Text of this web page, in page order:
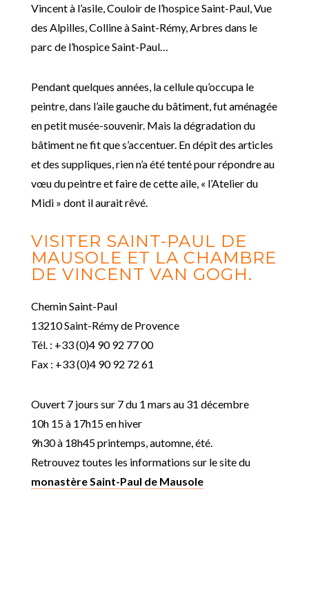
Vincent à l’asile, Couloir de l’hospice Saint-Paul, Vue
des Alpilles, Colline à Saint-Rémy, Arbres dans le
parc de l’hospice Saint-Paul…
Pendant quelques années, la cellule qu’occupa le
peintre, dans l’aile gauche du bâtiment, fut aménagée
en petit musée-souvenir. Mais la dégradation du
bâtiment ne fit que s’accentuer. En dépit des articles
et des suppliques, rien n’a été tenté pour répondre au
vœu du peintre et faire de cette aile, « l’Atelier du
Midi » dont il aurait rêvé.
VISITER SAINT-PAUL DE
MAUSOLE ET LA CHAMBRE
DE VINCENT VAN GOGH.
Chemin Saint-Paul
13210 Saint-Rémy de Provence
Tél. : +33 (0)4 90 92 77 00
Fax : +33 (0)4 90 92 72 61
Ouvert 7 jours sur 7 du 1 mars au 31 décembre
10h 15 à 17h15 en hiver
9h30 à 18h45 printemps, automne, été.
Retrouvez toutes les informations sur le site du
monastère Saint-Paul de Mausole